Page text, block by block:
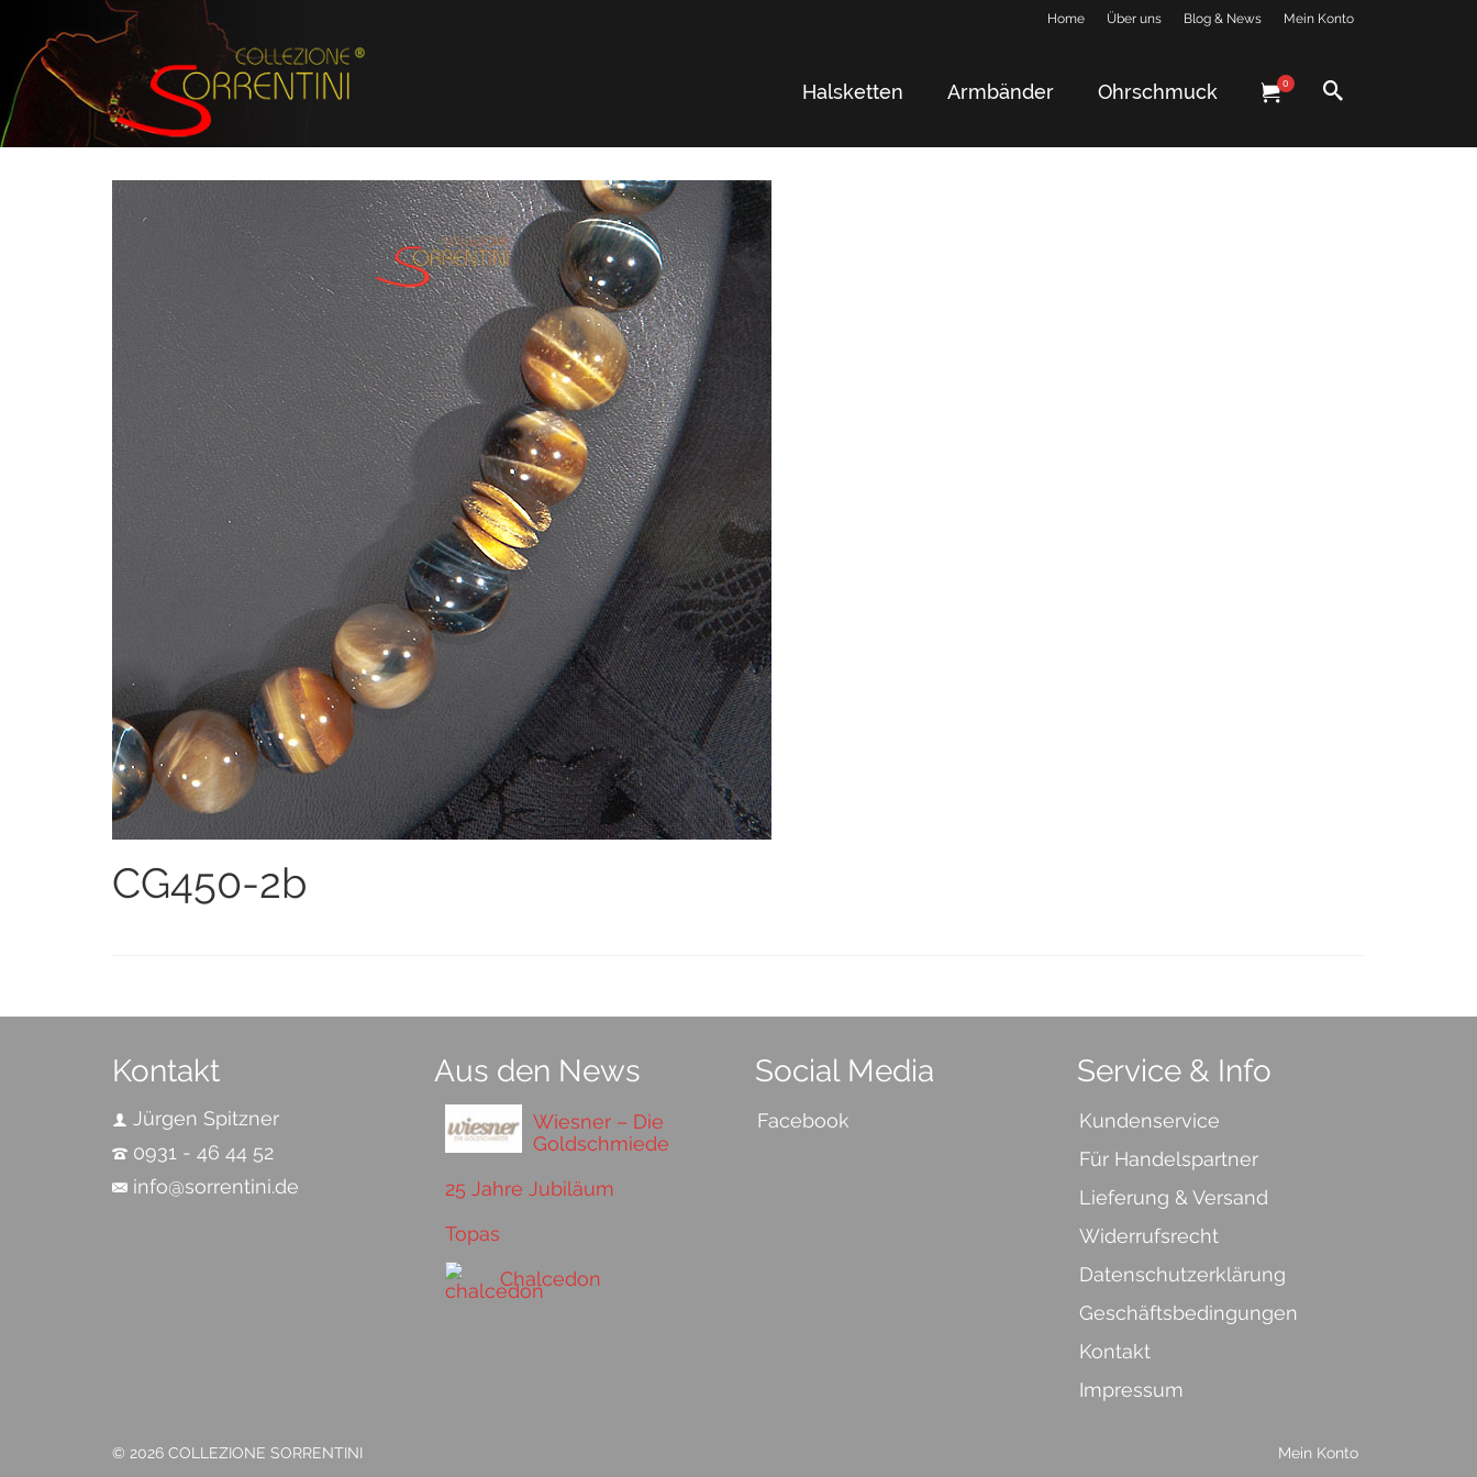
Home Über uns Blog & News Mein Konto
Halsketten Armbänder Ohrschmuck 0
CG450-2b
Kontakt
Jürgen Spitzner
0931 - 46 44 52
info@sorrentini.de
Aus den News
Wiesner – Die
Goldschmiede
25 Jahre Jubiläum
Topas
Chalcedon
Social Media
Facebook
Service & Info
Kundenservice
Für Handelspartner
Lieferung & Versand
Widerrufsrecht
Datenschutzerklärung
Geschäftsbedingungen
Kontakt
Impressum
Mein Konto
© 2026 COLLEZIONE SORRENTINI